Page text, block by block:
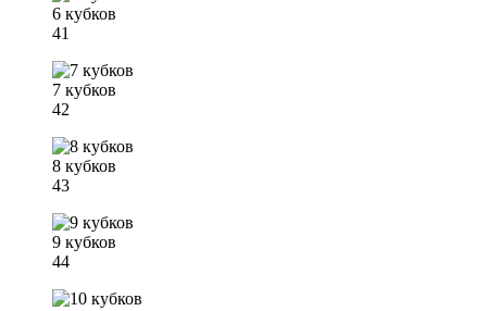
6 кубков
41
7 кубков
42
8 кубков
43
9 кубков
44